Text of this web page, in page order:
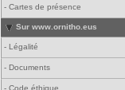
- Cartes de présence
Sur www.ornitho.eus
- Légalité
- Documents
- Code éthique